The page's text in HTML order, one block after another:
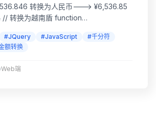
转换为人民币---> ¥6,536.85
转换为越南盾 function
Intl.NumberFormat("vi-VN", { style...
#JQuery #JavaScript
#千分符
额转换
Web端